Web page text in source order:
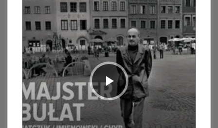
dźwiękowych